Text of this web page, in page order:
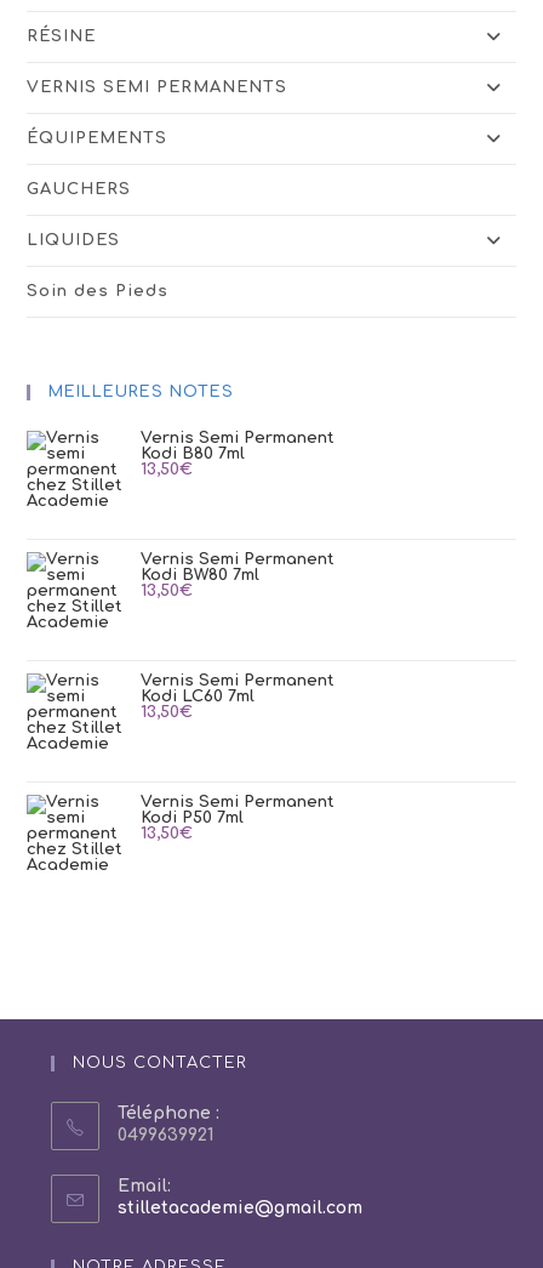
RÉSINE
VERNIS SEMI PERMANENTS
ÉQUIPEMENTS
GAUCHERS
LIQUIDES
Soin des Pieds
MEILLEURES NOTES
Vernis Semi Permanent
Kodi B80 7ml
13,50€
Vernis Semi Permanent
Kodi BW80 7ml
13,50€
Vernis Semi Permanent
Kodi LC60 7ml
13,50€
Vernis Semi Permanent
Kodi P50 7ml
13,50€
NOUS CONTACTER
Téléphone :
0499639921
Email:
stilletacademie@gmail.comS’ouvre